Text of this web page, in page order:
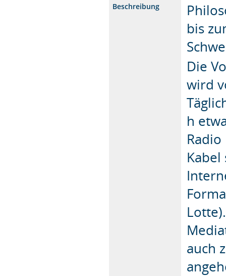
Beschreibung
bis
Die
wird
h
auch